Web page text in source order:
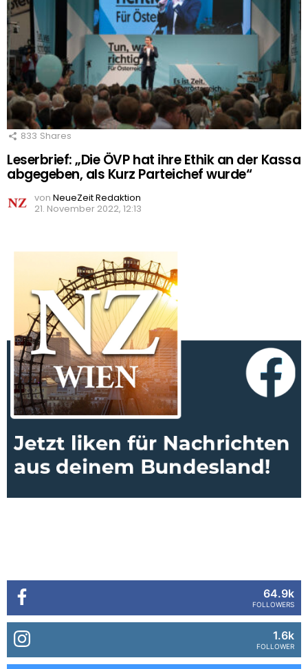
833 Shares
Leserbrief: „Die ÖVP hat ihre Ethik an der Kassa
abgegeben, als Kurz Parteichef wurde“
von NeueZeit Redaktion
21. November 2022, 12:13
64.9k
FOLLOWERS
1.6k
FOLLOWER